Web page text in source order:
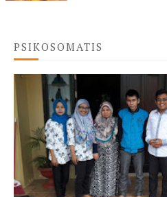
PSIKOSOMATIS